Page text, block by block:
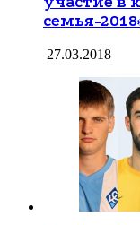
семья-
27.03.2018